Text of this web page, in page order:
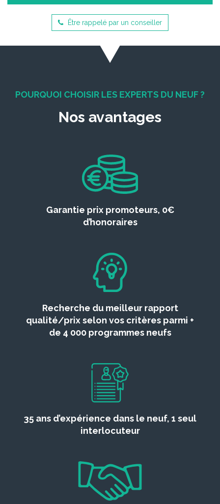
Être rappelé par un conseiller
POURQUOI CHOISIR LES EXPERTS DU NEUF ?
Nos avantages
Garantie prix promoteurs, 0€
d’honoraires
Recherche du meilleur rapport
qualité/prix selon vos critères parmi +
de 4 000 programmes neufs
35 ans d’expérience dans le neuf, 1 seul
interlocuteur